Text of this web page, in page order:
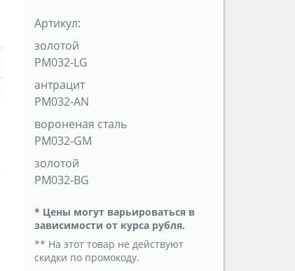
Артикул:
золотой
PM032-LG
антрацит
PM032-AN
вороненая сталь
PM032-GM
золотой
PM032-BG
* Цены могут варьироваться в
зависимости от курса рубля.
** На этот товар не действуют
скидки по промокоду.